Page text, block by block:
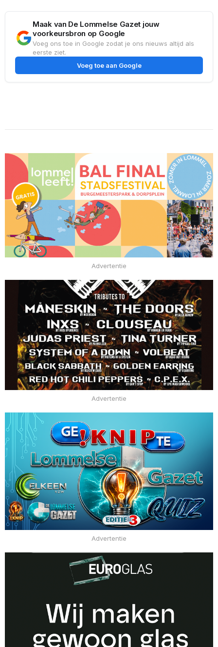
Maak van De Lommelse Gazet jouw
voorkeursbron op Google
Voeg ons toe in Google zodat je ons nieuws altijd als
eerste ziet.
Voeg toe aan Google
Advertentie
Advertentie
Advertentie